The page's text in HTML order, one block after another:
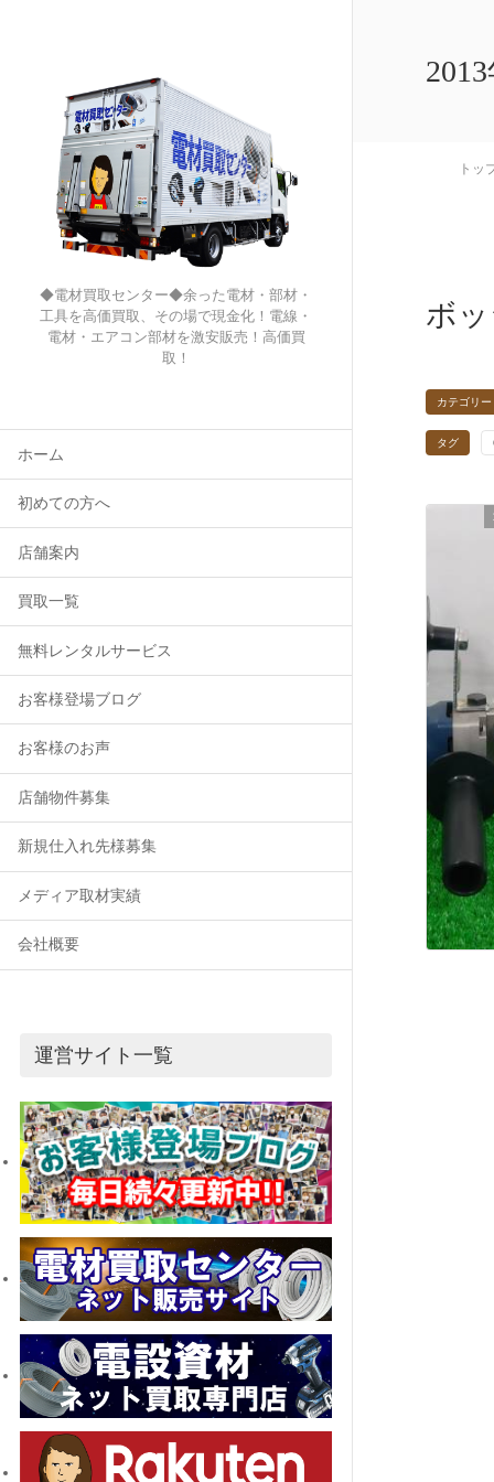
◆電材買取センター◆余った電材・部材・
工具を高価買取、その場で現金化！電線・
電材・エアコン部材を激安販売！高価買
取！
ホーム
初めての方へ
店舗案内
買取一覧
無料レンタルサービス
お客様登場ブログ
お客様のお声
店舗物件募集
新規仕入れ先様募集
メディア取材実績
会社概要
運営サイト一覧
トッ
ボ
カテゴリー
タグ